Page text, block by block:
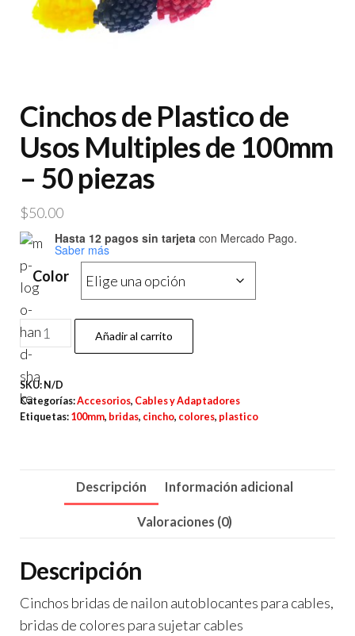
Cinchos de Plastico de
Usos Multiples de 100mm
– 50 piezas
$50.00
Hasta 12 pagos sin tarjeta con Mercado Pago.
Saber más
Color
Cinchos
de
Plastico
de
Usos
cantidad
Añadir al carrito
SKU: N/D
Categorías:Accesorios, Cables y Adaptadores
Etiquetas: 100mm, bridas, cincho, colores, plastico
Descripción Información adicional
Valoraciones (0)
Descripción
Cinchos bridas de nailon autoblocantes para cables,
bridas de colores para sujetar cables